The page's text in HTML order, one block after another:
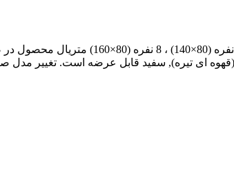
میز گرد رز بصورت 4-6-8 نفره قابل
گردویی تیره, ونگه(قهوه ای تیره), سفید قابل عرضه